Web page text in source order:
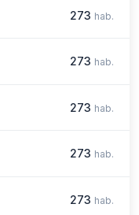
273 hab.
273 hab.
273 hab.
273 hab.
273 hab.